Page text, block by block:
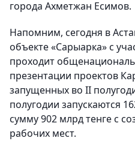
города Ахметжан Есимов.
Напомним, сегодня в
объекте «Сарыарка» с
проходит
презентации проектов
запущенных во II
полугодии запускаются
сумму 902 млрд тенге с
рабочих мест.